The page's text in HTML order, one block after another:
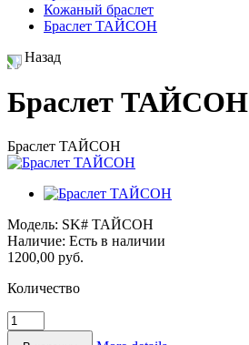
Кожаный браслет
Браслет ТАЙСОН
Назад
Браслет ТАЙСОН
Браслет ТАЙСОН
Модель: SK# ТАЙСОН
Наличие: Есть в наличии
1200,00 руб.
Количество